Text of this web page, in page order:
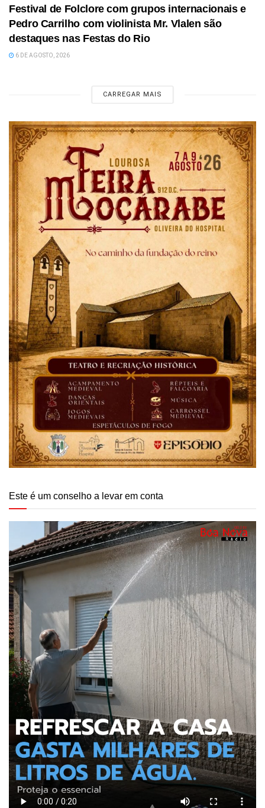
Festival de Folclore com grupos internacionais e
Pedro Carrilho com violinista Mr. Vlalen são
destaques nas Festas do Rio
6 DE AGOSTO, 2026
CARREGAR MAIS
Este é um conselho a levar em conta